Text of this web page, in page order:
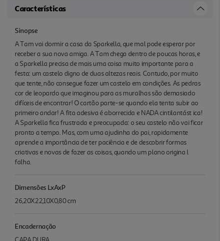
Características
Sinopse
A Tam vai dormir a casa da Sparkella, que mal pode esperar por
receber a sua nova amiga. A Tam chega dentro de poucas horas, e
a Sparkella precisa de mais uma coisa muito importante para a
festa: um castelo digno de duas altezas reais. Contudo, por muito
que tente, não consegue fazer um castelo em condições. As pedras
cor de leopardo que imaginou para as muralhas são demasiado
difíceis de encontrar! O cartão parte-se quando ela tenta subir ao
primeiro andar! A fita adesiva é aborrecida e NADA cintilantást ica!
A Sparkella fica frustrada e preocupada: o seu castelo não vai ficar
pronto a tempo. Mas, com uma ajudinha do pai, rapidamente
aprende a importância de ter paciência e de descobrir formas
criativas e novas de fazer as coisas, quando um plano origina l
falha.
Dimensões LxAxP
26,20X22,10X0,80 cm
Encadernação